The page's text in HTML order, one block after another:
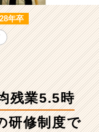
年卒
残業5.5時
研修制度で